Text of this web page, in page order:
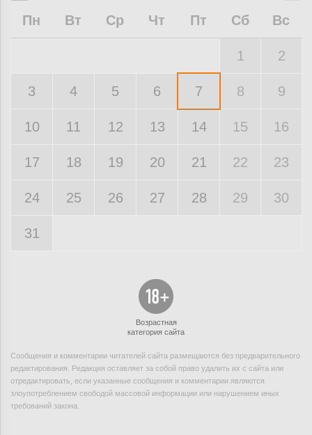
Пн Вт Ср Чт Пт Сб Вс
1 2
3 4 5 6 7 8 9
10 11 12 13 14 15 16
17 18 19 20 21 22 23
24 25 26 27 28 29 30
31
Возрастная
категория сайта
Сообщения и комментарии читателей сайта размещаются без предварительного
редактирования. Редакция оставляет за собой право удалить их с сайта или
отредактировать, если указанные сообщения и комментарии являются
злоупотреблением свободой массовой информации или нарушением иных
требований закона.